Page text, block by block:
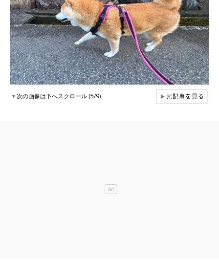
▼次の画像は下へスクロール (5/9) ▶元記事を見る